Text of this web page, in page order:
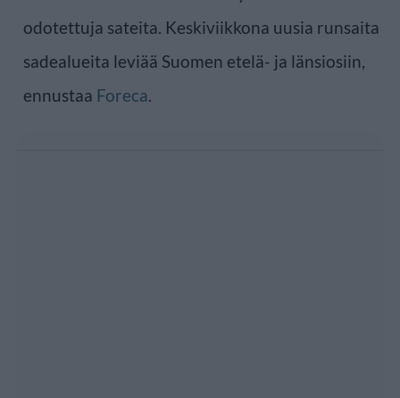
odotettuja sateita. Keskiviikkona uusia runsaita
sadealueita leviää Suomen etelä- ja länsiosiin,
ennustaa Foreca.